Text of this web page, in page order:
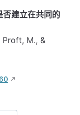
否建立在共同的
Proft, M., &